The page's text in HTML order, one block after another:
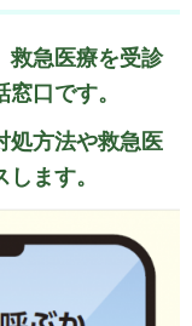
救急医療を受診
口です。
処方法や救急医
ます。